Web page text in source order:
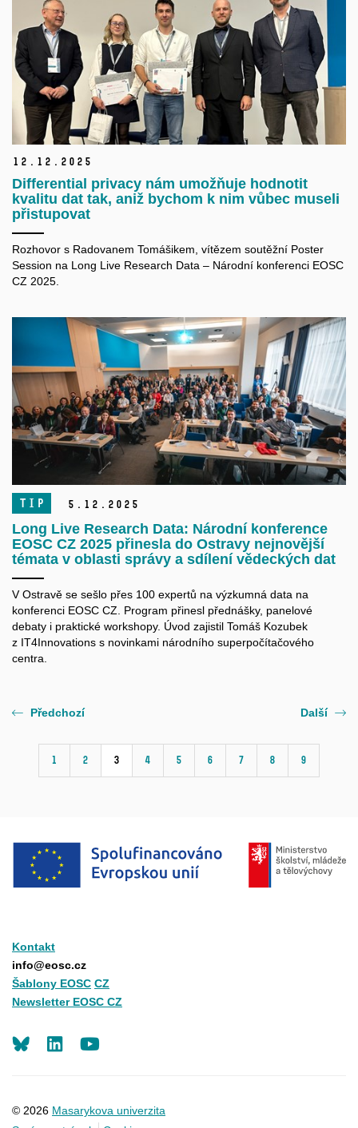
12. 12. 2025
Differential privacy nám umožňuje hodnotit
kvalitu dat tak, aniž bychom k nim vůbec museli
přistupovat
Rozhovor s Radovanem Tomášikem, vítězem soutěžní Poster
Session na Long Live Research Data – Národní konferenci EOSC
CZ 2025.
TIP 5. 12. 2025
Long Live Research Data: Národní konference
EOSC CZ 2025 přinesla do Ostravy nejnovější
témata v oblasti správy a sdílení vědeckých dat
V Ostravě se sešlo přes 100 expertů na výzkumná data na
konferenci EOSC CZ. Program přinesl přednášky, panelové
debaty i praktické workshopy. Úvod zajistil Tomáš Kozubek
z IT4Innovations s novinkami národního superpočítačového
centra.
Předchozí
1 2 3 4 5 6 7 8 9
Další
Kontakt
info@eosc.cz
Šablony EOSC CZ
Newsletter EOSC CZ
© 2026 Masarykova univerzita
LinkedIn